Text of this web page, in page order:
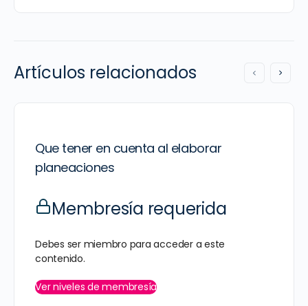
Artículos relacionados
Que tener en cuenta al elaborar
planeaciones
Membresía requerida
Debes ser miembro para acceder a este
contenido.
Ver niveles de membresía